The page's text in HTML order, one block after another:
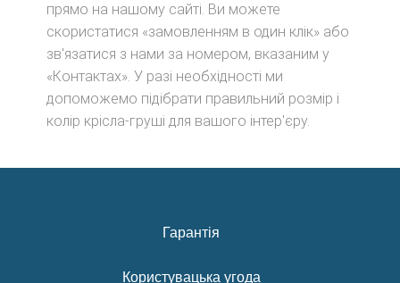
прямо на нашому сайті. Ви можете
скористатися «замовленням в один клік» або
зв'язатися з нами за номером, вказаним у
«Контактах». У разі необхідності ми
допоможемо підібрати правильний розмір і
колір крісла-груші для вашого інтер'єру.
Гарантія
Користувацька угода